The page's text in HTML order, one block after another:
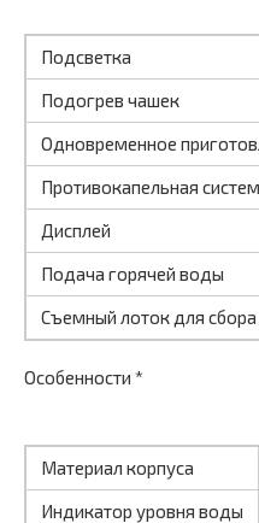
Подсветка
Подогрев чашек
Одновременное
Противокапельная
Дисплей
Подача горячей воды
Съемный лоток для сбора
Особенности *
Материал корпуса
Индикатор уровня воды